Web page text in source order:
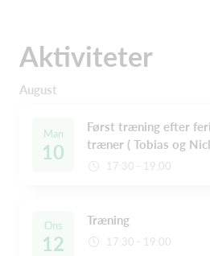
Aktiviteter
August
Man
10
Først træning efter
træner ( Tobias og
17:30 - 19:00
Ons
12
Træning
17:30 - 19:00